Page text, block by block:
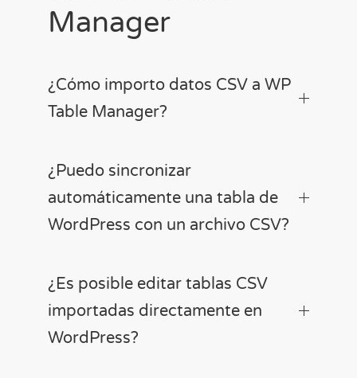
Manager
¿Cómo importo datos CSV a WP
Table Manager?
¿Puedo sincronizar
automáticamente una tabla de
WordPress con un archivo CSV?
¿Es posible editar tablas CSV
importadas directamente en
WordPress?